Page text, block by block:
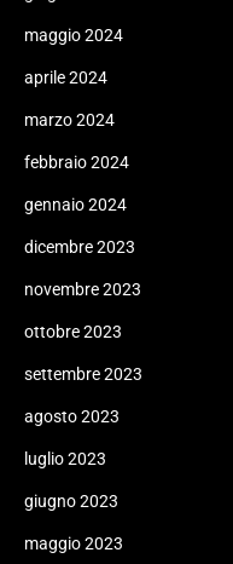
maggio 2024
aprile 2024
marzo 2024
febbraio 2024
gennaio 2024
dicembre 2023
novembre 2023
ottobre 2023
settembre 2023
agosto 2023
luglio 2023
giugno 2023
maggio 2023